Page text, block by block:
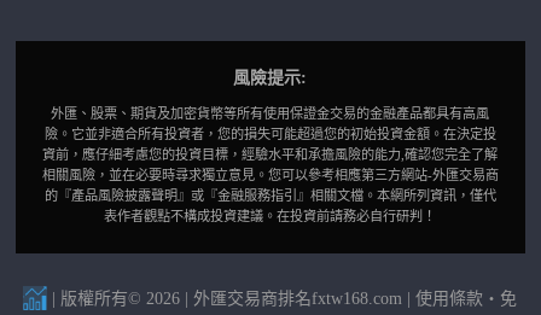
風險提示:
外匯、股票、期貨及加密貨幣等所有使用保證金交易的金融產品都具有高風
險。它並非適合所有投資者，您的損失可能超過您的初始投資金額。在決定投
資前，應仔細考慮您的投資目標，經驗水平和承擔風險的能力,確認您完全了解
相關風險，並在必要時尋求獨立意見。您可以參考相應第三方網站-外匯交易商
的『產品風險披露聲明』或『金融服務指引』相關文檔。本網所列資訊，僅代
表作者觀點不構成投資建議。在投資前請務必自行研判！
| 版權所有© 2026 | 外匯交易商排名fxtw168.com |使用條款・免